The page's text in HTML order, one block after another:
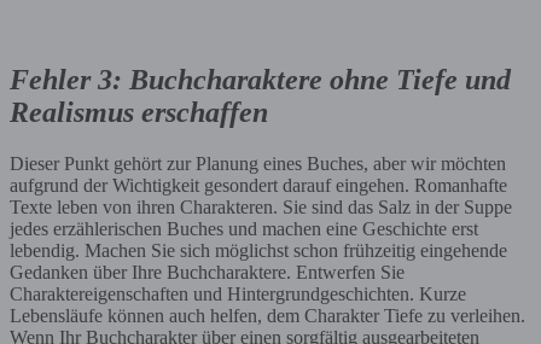
Fehler 3: Buchcharaktere ohne Tiefe und
Realismus erschaffen
Dieser Punkt gehört zur Planung eines Buches, aber wir möchten
aufgrund der Wichtigkeit gesondert darauf eingehen. Romanhafte
Texte leben von ihren Charakteren. Sie sind das Salz in der Suppe
jedes erzählerischen Buches und machen eine Geschichte erst
lebendig. Machen Sie sich möglichst schon frühzeitig eingehende
Gedanken über Ihre Buchcharaktere. Entwerfen Sie
Charaktereigenschaften und Hintergrundgeschichten. Kurze
Lebensläufe können auch helfen, dem Charakter Tiefe zu verleihen.
Wenn Ihr Buchcharakter über einen sorgfältig ausgearbeiteten